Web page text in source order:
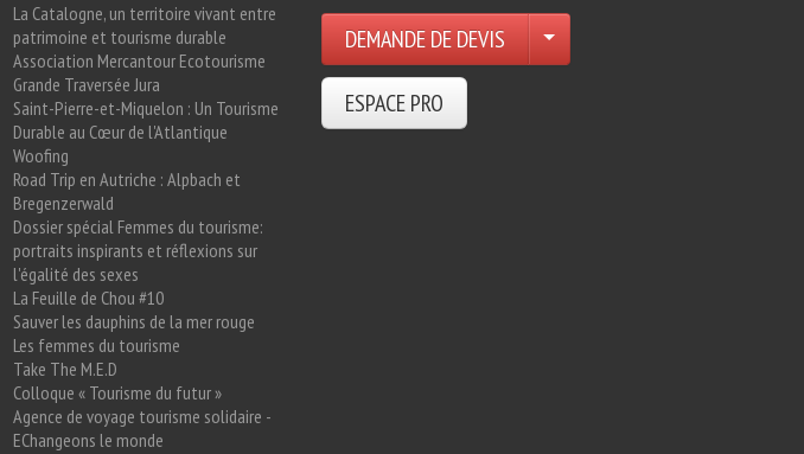
La Catalogne, un territoire vivant entre
patrimoine et tourisme durable
Association Mercantour Ecotourisme
Grande Traversée Jura
Saint-Pierre-et-Miquelon : Un Tourisme
Durable au Cœur de l'Atlantique
Woofing
Road Trip en Autriche : Alpbach et
Bregenzerwald
Dossier spécial Femmes du tourisme:
portraits inspirants et réflexions sur
l'égalité des sexes
La Feuille de Chou #10
Sauver les dauphins de la mer rouge
Les femmes du tourisme
Take The M.E.D
Colloque « Tourisme du futur »
Agence de voyage tourisme solidaire -
EChangeons le monde
DEMANDE DE DEVIS
ESPACE PRO